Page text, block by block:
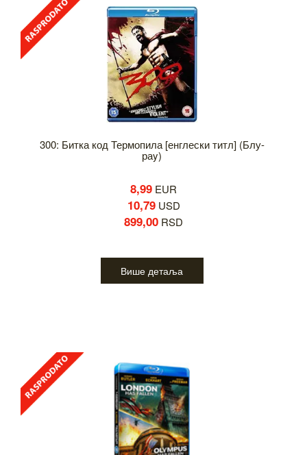
300: Битка код Термопила [енглески титл] (Блу-
раy)
8,99 EUR
10,79USD
899,00 RSD
Више детаља